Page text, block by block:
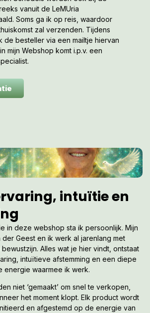
vanuit de LeMUria
Soms ga ik op reis, waardoor
zal verzenden. Tijdens
de besteller via een mailtje hiervan
mijn Webshop komt i.p.v. een
intuïtie en
in deze webshop sta ik persoonlijk. Mijn
der Geest en ik werk al jarenlang met
Alles wat je hier vindt, ontstaat
intuïtieve afstemming en een diepe
energie waarmee ik werk.
niet ‘gemaakt’ om snel te verkopen,
het moment klopt. Elk product wordt
en afgestemd op de energie van